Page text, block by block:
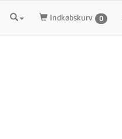
Indkøbskurv 0